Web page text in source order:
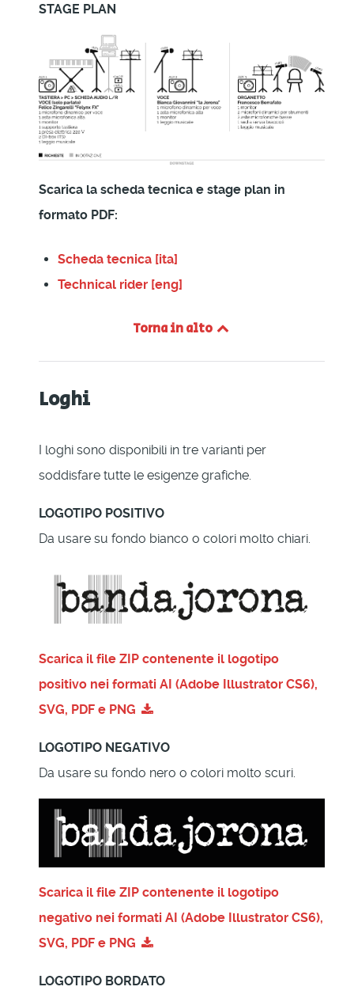
STAGE PLAN
Scarica la scheda tecnica e stage plan in
formato PDF:
Scheda tecnica [ita]
Technical rider [eng]
Torna in alto
Loghi
I loghi sono disponibili in tre varianti per
soddisfare tutte le esigenze grafiche.
LOGOTIPO POSITIVO
Da usare su fondo bianco o colori molto chiari.
Scarica il file ZIP contenente il logotipo
positivo nei formati AI (Adobe Illustrator CS6),
SVG, PDF e PNG
LOGOTIPO NEGATIVO
Da usare su fondo nero o colori molto scuri.
Scarica il file ZIP contenente il logotipo
negativo nei formati AI (Adobe Illustrator CS6),
SVG, PDF e PNG
LOGOTIPO BORDATO